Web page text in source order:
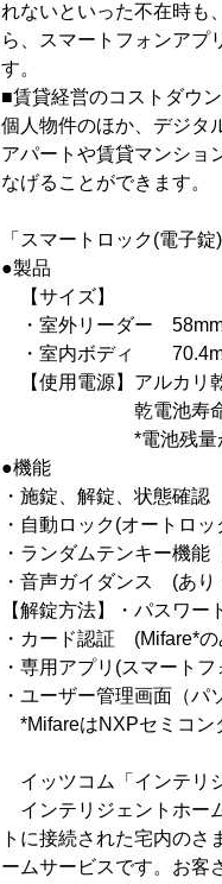
れないといった不在時も
ら、スマートフォンアプ
す。
■賃貸経営のコストダウ
個人物件のほか、デジタ
アパートや賃貸マンショ
なげることができます。
「スマートロック(電子
●製品
【サイズ】
・室外リーダー
・室内ボディ
【使用電源】アルカリ
乾電池寿命：10
*電池残量が少な
●機能
・施錠、解錠、状態確認
・自動ロック(オートロ
・ランダムテンキー機
・音声ガイダンス (あ
【解錠方法】・パスワ
・カード認証 (Mifare*の
・専用アプリ(スマート
・ユーザー管理画面（パ
*MifareはNXPセミコン
イッツコム「インテリ
インテリジェントホー
トに接続された宅内の
ームサービスです。お客